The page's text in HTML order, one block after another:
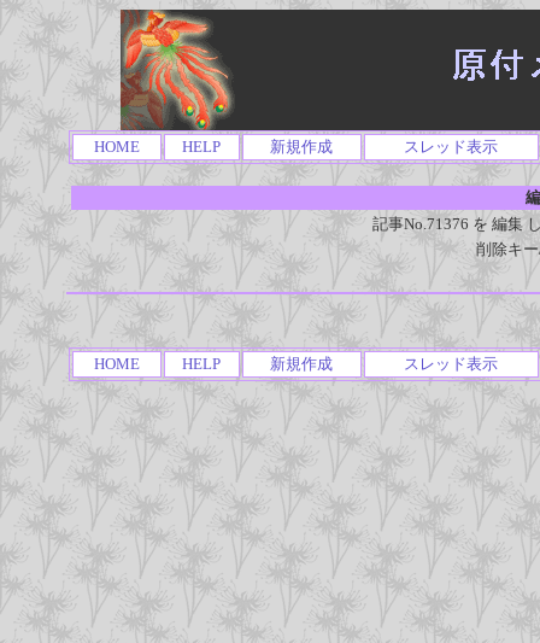
HOME HELP 新規作成 スレッド表示
記事No.71376 を 編集
削除キ
HOME HELP 新規作成 スレッド表示